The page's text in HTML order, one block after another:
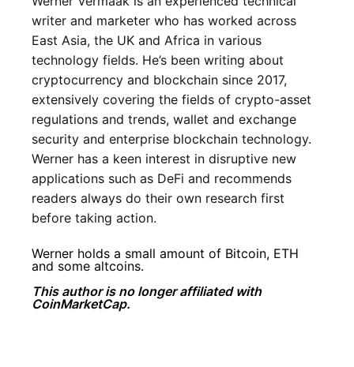
writer and marketer who has worked across
East Asia, the UK and Africa in various
technology fields. He’s been writing about
cryptocurrency and blockchain since 2017,
extensively covering the fields of crypto-asset
regulations and trends, wallet and exchange
security and enterprise blockchain technology.
Werner has a keen interest in disruptive new
applications such as DeFi and recommends
readers always do their own research first
before taking action.
Werner holds a small amount of Bitcoin, ETH
and some altcoins.
This author is no longer affiliated with
CoinMarketCap.